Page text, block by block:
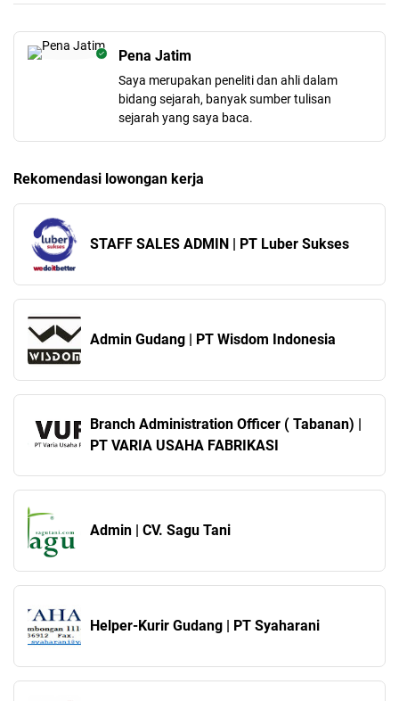
Pena Jatim
Saya merupakan peneliti dan ahli dalam
bidang sejarah, banyak sumber tulisan
sejarah yang saya baca.
Rekomendasi lowongan kerja
STAFF SALES ADMIN | PT Luber Sukses
Admin Gudang | PT Wisdom Indonesia
Branch Administration Officer ( Tabanan) |
PT VARIA USAHA FABRIKASI
Admin | CV. Sagu Tani
Helper-Kurir Gudang | PT Syaharani